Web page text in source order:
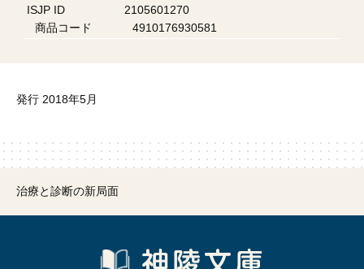
ISJP ID
2105601270
商品コード
4910176930581
発行 2018年5月
治療と診断の新局面